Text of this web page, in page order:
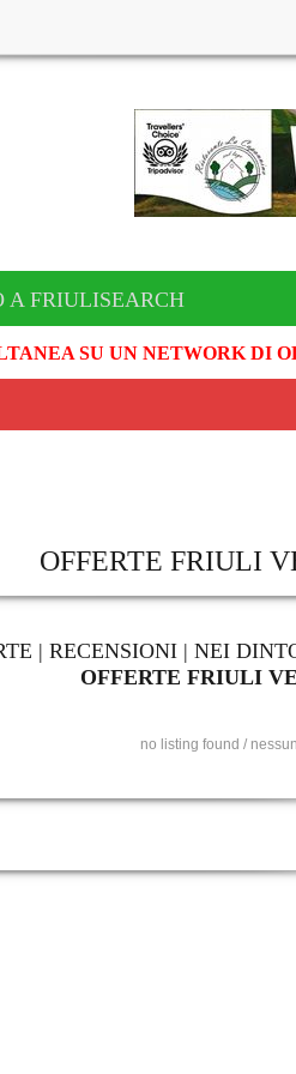
A FRIULISEARCH
SU UN NETWORK DI
OFFERTE FRIULI
| RECENSIONI | NEI
OFFERTE FRIULI
no listing found /